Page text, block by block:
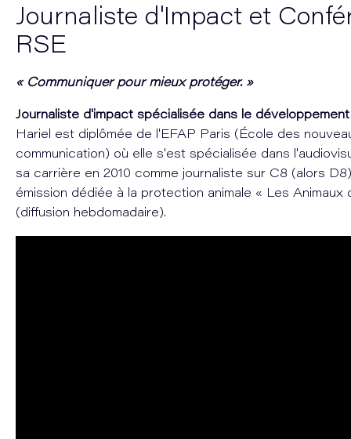
Journaliste d'Impact et
RSE
« Communiquer pour mieux protéger. »
Journaliste d'impact spécialisée dans le
Hariel est diplômée de l'EFAP Paris (École des
communication) où elle s'est spécialisée dans
sa carrière en 2010 comme journaliste sur C8 (alors
émission dédiée à la protection animale « Les Animaux
(diffusion hebdomadaire).